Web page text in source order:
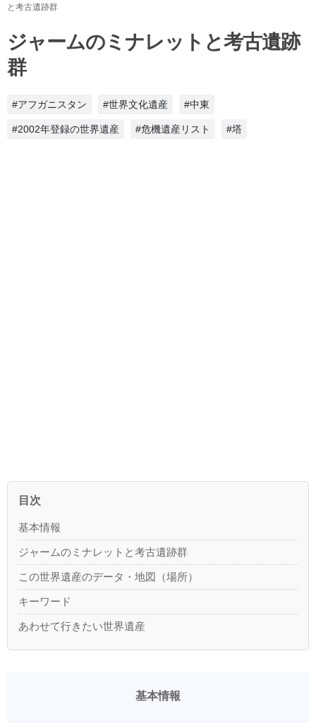
と考古遺跡群
ジャームのミナレットと考古遺跡
群
#アフガニスタン #世界文化遺産 #中東
#2002年登録の世界遺産 #危機遺産リスト #塔
目次
基本情報
ジャームのミナレットと考古遺跡群
この世界遺産のデータ・地図（場所）
キーワード
あわせて行きたい世界遺産
基本情報